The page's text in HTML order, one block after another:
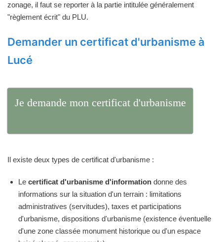
zonage, il faut se reporter à la partie intitulée généralement
"règlement écrit" du PLU.
Demander un certificat d'urbanisme à
Lucé
Je demande mon certificat d'urbanisme
Il existe deux types de certificat d'urbanisme :
Le certificat d'urbanisme d'information donne des
informations sur la situation d'un terrain : limitations
administratives (servitudes), taxes et participations
d'urbanisme, dispositions d'urbanisme (existence éventuelle
d'une zone classée monument historique ou d'un espace